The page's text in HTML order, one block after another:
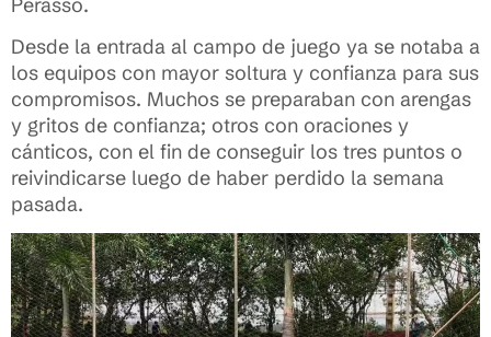
Desde la entrada al campo de juego ya se notaba a
los equipos con mayor soltura y confianza para sus
compromisos. Muchos se preparaban con arengas
y gritos de confianza; otros con oraciones y
cánticos, con el fin de conseguir los tres puntos o
reivindicarse luego de haber perdido la semana
pasada.